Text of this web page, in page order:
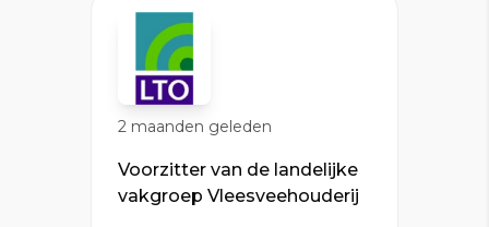
2 maanden geleden
Voorzitter van de landelijke
vakgroep Vleesveehouderij